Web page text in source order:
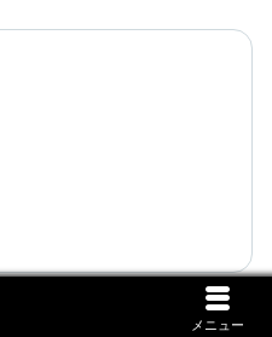
メニュー